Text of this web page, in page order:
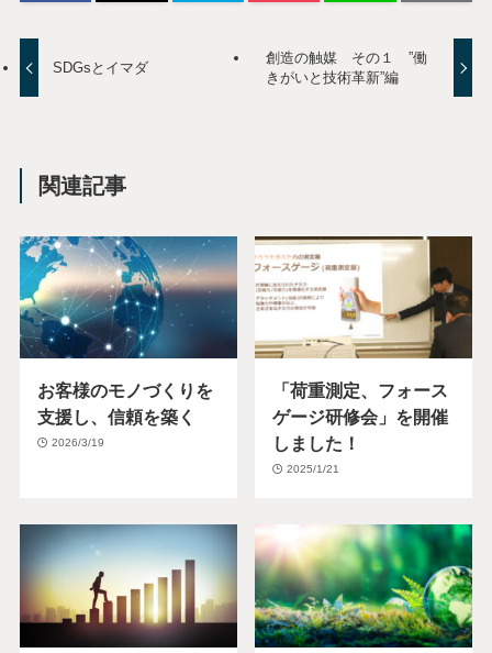
SDGsとイマダ
創造の触媒 その１ ”働
きがいと技術革新”編
関連記事
お客様のモノづくりを
支援し、信頼を築く
2026/3/19
「荷重測定、フォース
ゲージ研修会」を開催
しました！
2025/1/21